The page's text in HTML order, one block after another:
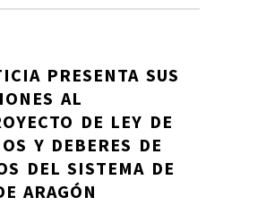
PRESENTA SUS
AL
DE LEY DE
Y DEBERES DE
DEL SISTEMA DE
ARAGÓN